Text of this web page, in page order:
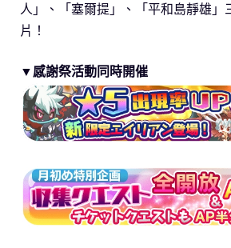
人」、「塞爾提」、「平和島靜雄」
片！
▼感謝祭活動同時開催